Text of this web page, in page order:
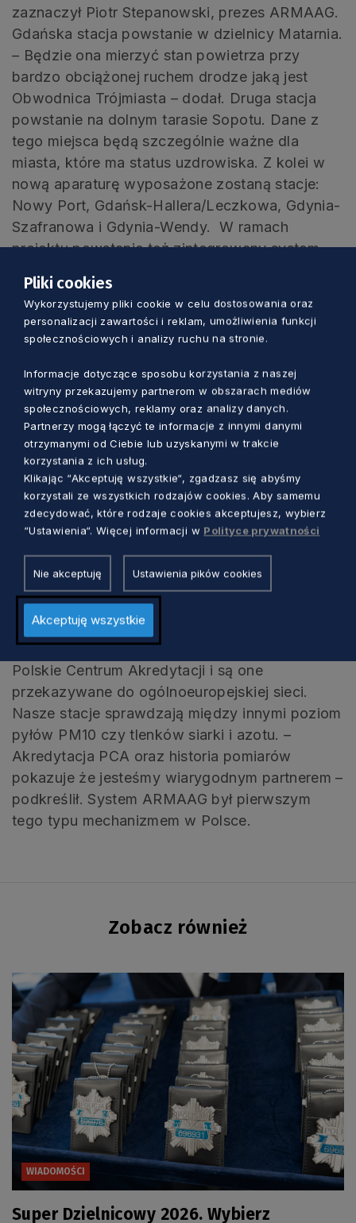
zaznaczył Piotr Stepanowski, prezes ARMAAG.
Gdańska stacja powstanie w dzielnicy Matarnia.
– Będzie ona mierzyć stan powietrza przy
bardzo obciążonej ruchem drodze jaką jest
Obwodnica Trójmiasta – dodał. Druga stacja
powstanie na dolnym tarasie Sopotu. Dane z
tego miejsca będą szczególnie ważne dla
miasta, które ma status uzdrowiska. Z kolei w
nową aparaturę wyposażone zostaną stacje:
Nowy Port, Gdańsk-Hallera/Leczkowa, Gdynia-
Szafranowa i Gdynia-Wendy. W ramach
projektu powstanie też zintegrowany system
Dodatkowo dane będą przesyłane do
europejskiej sieci informacyjnej.
Tak działa ARMAAG
Fundacja Agencja Monitoringu Regionalnego
Atmosfery Aglomeracji Gdańskiej powstała w
1993 roku. – Naszymi założycielami były gminy
Gdańska, Gdyni, Sopotu, Tczewa oraz firma
Nederpol. ARMAAG prowadzi pomiary jakości
powietrza na znacznym obszarze
stacje znajdują się między innymi w Słupsku,
Starogardzie Gdańskim, Kościerzynie czy
Malborku – poinformował prezes Stepnowski.
Uzyskiwane dane są certyfikowane przez
Polskie Centrum Akredytacji i są one
przekazywane do ogólnoeuropejskiej sieci.
Nasze stacje sprawdzają między innymi poziom
pyłów PM10 czy tlenków siarki i azotu. –
Akredytacja PCA oraz historia pomiarów
pokazuje że jesteśmy wiarygodnym partnerem –
podkreślił. System ARMAAG był pierwszym
tego typu mechanizmem w Polsce.
Zobacz również
WIADOMOŚCI
Super Dzielnicowy 2026. Wybierz
Pliki cookies
Wykorzystujemy pliki cookie w celu dostosowania oraz
personalizacji zawartości i reklam, umożliwienia funkcji
społecznościowych i analizy ruchu na stronie.
Informacje dotyczące sposobu korzystania z naszej
witryny przekazujemy partnerom w obszarach mediów
społecznościowych, reklamy oraz analizy danych.
Partnerzy mogą łączyć te informacje z innymi danymi
otrzymanymi od Ciebie lub uzyskanymi w trakcie
korzystania z ich usług.
Klikając “Akceptuję wszystkie“, zgadzasz się abyśmy
korzystali ze wszystkich rodzajów cookies. Aby samemu
zdecydować, które rodzaje cookies akceptujesz, wybierz
“Ustawienia“. Więcej informacji w Polityce prywatności
Nie akceptuję Ustawienia pików cookies
Akceptuję wszystkie